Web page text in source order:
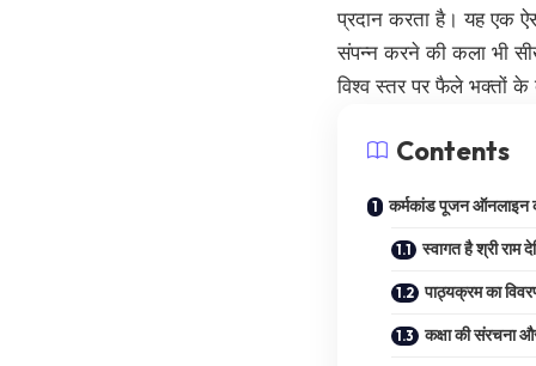
प्रदान करता है। यह एक
संपन्न करने की कला भी
विश्व स्तर पर फैले भक्तों
Contents
कर्मकांड पूजन
स्वागत है श्री राम
पाठ्यक्रम का
कक्षा की संरचना